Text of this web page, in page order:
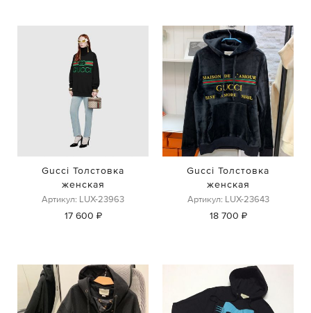
Gucci Толстовка
женская
Артикул: LUX-23963
17 600 ₽
Gucci Толстовка
женская
Артикул: LUX-23643
18 700 ₽